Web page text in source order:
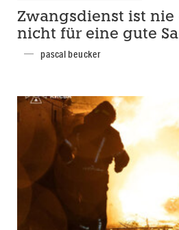
Zwangsdienst ist nie
nicht für eine gute
pascal beucker